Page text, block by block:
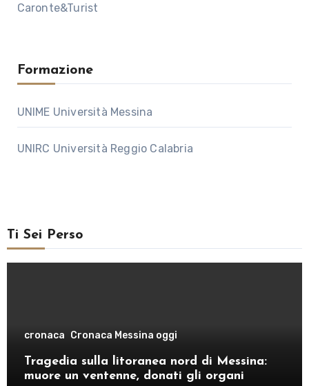
Caronte&Turist
Formazione
UNIME Università Messina
UNIRC Università Reggio Calabria
Ti Sei Perso
cronaca Cronaca Messina oggi
Tragedia sulla litoranea nord di Messina:
muore un ventenne, donati gli organi